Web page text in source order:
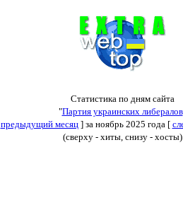
Статистика по дням сайта
"Партия украинских либералов
предыдущий месяц] за ноябрь 2025 года [
(сверху - хиты, снизу - хосты)